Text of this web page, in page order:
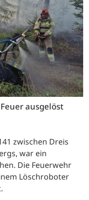
ausgelöst
zwischen Dreis
war ein
Die Feuerwehr
Löschroboter